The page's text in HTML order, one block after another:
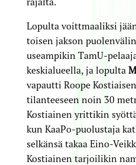
Lopulta voittmaaliksi
toisen jakson puolenvälin
useampikin TamU-
keskialueella, ja lopulta
vapautti Roope Kostiaisen
tilanteeseen noin 30
Kostiainen yrittikin
kun KaaPo-puolustaja
selkänsä takaa Eino-
Kostiainen tarjoilikin